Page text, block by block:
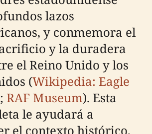
lazos
y conmemora el
y la duradera
el Reino Unido y los
(Wikipedia: Eagle
; RAF Museum). Esta
le ayudará a
el contexto histórico,